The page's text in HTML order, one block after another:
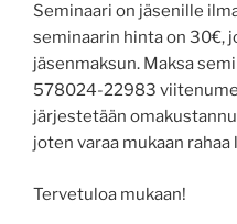
Seminaari on jäsenille
seminaarin hinta on 30€,
jäsenmaksun. Maksa
578024-22983
järjestetään
joten varaa mukaan
Tervetuloa mukaan!